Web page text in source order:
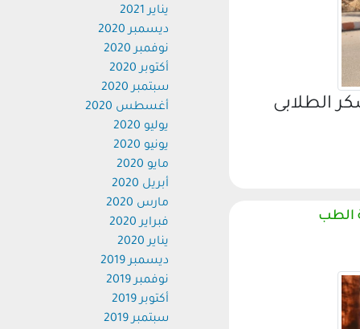
الطلابى
الطب
يناير 2021
ديسمبر 2020
نوفمبر 2020
أكتوبر 2020
سبتمبر 2020
أغسطس 2020
يوليو 2020
يونيو 2020
مايو 2020
أبريل 2020
مارس 2020
فبراير 2020
يناير 2020
ديسمبر 2019
نوفمبر 2019
أكتوبر 2019
سبتمبر 2019